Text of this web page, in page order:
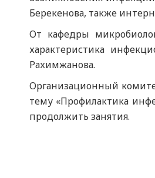
Берекенова, также
От кафедры
характеристика
Рахимжанова.
Организационный
тему «Профилактика
продолжить занятия.